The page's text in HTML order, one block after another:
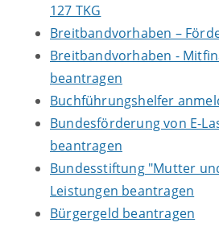
127 TKG
Breitbandvorhaben –
Breitbandvorhaben -
beantragen
Buchführungshelfer
Bundesförderung von E-
beantragen
Bundesstiftung "Mutter
Leistungen beantragen
Bürgergeld beantragen